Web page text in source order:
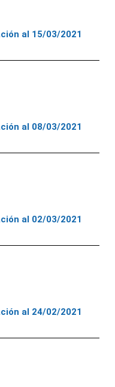
al 15/03/2021
al 08/03/2021
al 02/03/2021
al 24/02/2021